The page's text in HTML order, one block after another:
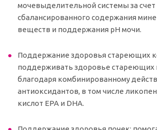
мочевыделительной системы за счет
сбалансированного содержания
веществ и поддержания рН мочи.
Поддержание здоровья стареющих
поддерживать здоровье стареющих
благодаря комбинированному
антиоксидантов, в том числе
кислот EPA и DHA.